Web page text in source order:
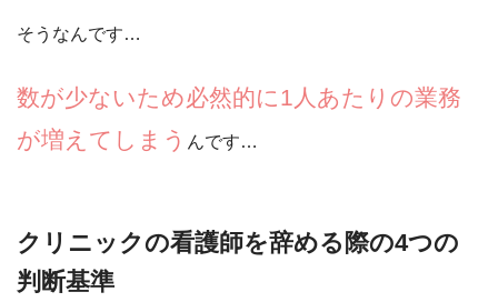
そうなんです…
数が少ないため必然的に1人あたりの業務
が増えてしまう んです…
クリニックの看護師を辞める際の4つの
判断基準